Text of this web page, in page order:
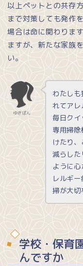
以上ペットとの共存
まで対策しても発作
場合は命に関わりま
ますが、新たな家族
い。
ゆきぽん
わたし
れてアレ
毎日ク
専用掃
けたり
減らし
ように
レルギ
掃が大切
学校・保育
んですか